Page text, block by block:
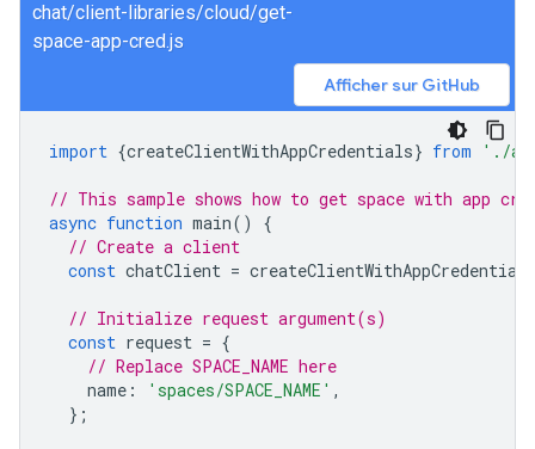
chat/client-libraries/cloud/get-
space-app-cred.js
Afficher sur GitHub
import {createClientWithAppCredentials} from './
// This sample shows how to get space with app
async function main()
{
// Create a client
const chatClient = createClientWithAppCredentials
// Initialize request argument(s)
const request = {
// Replace SPACE_NAME here
name : 'spaces/SPACE_NAME' ,
};